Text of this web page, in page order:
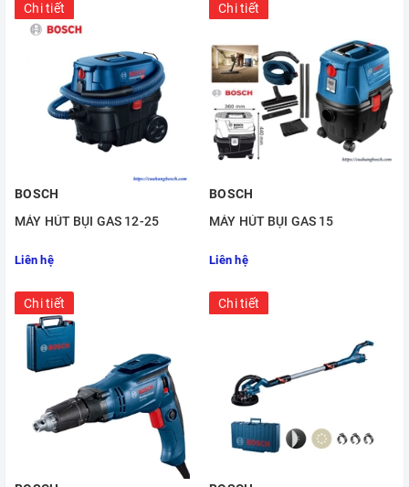
Chi tiết Chi tiết
BOSCH
MÁY HÚT BỤI GAS 12-25
Liên hệ
Chi tiết
BOSCH
MÁY HÚT BỤI GAS 15
Liên hệ
Chi tiết